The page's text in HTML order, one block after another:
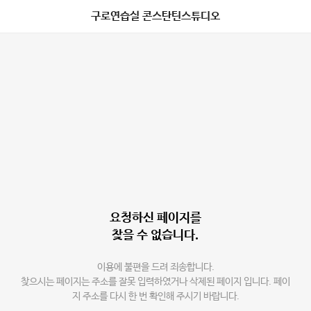
구로연습실 콘스탄틴스튜디오
요청하신 페이지를
찾을 수 없습니다.
이용에 불편을 드려 죄송합니다.
찾으시는 페이지는 주소를 잘못 입력하였거나 삭제된 페이지 입니다. 페이
지 주소를 다시 한 번 확인해 주시기 바랍니다.